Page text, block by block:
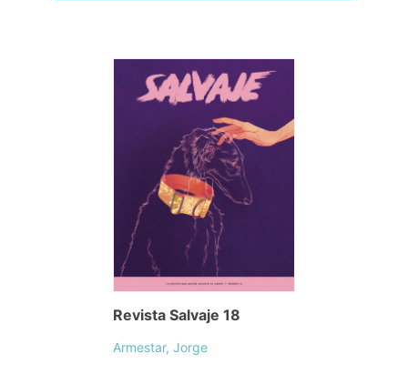
Revista Salvaje 18
Armestar, Jorge